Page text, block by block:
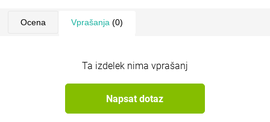
Ocena Vprašanja (0)
Ta izdelek nima vprašanj
Napsat dotaz